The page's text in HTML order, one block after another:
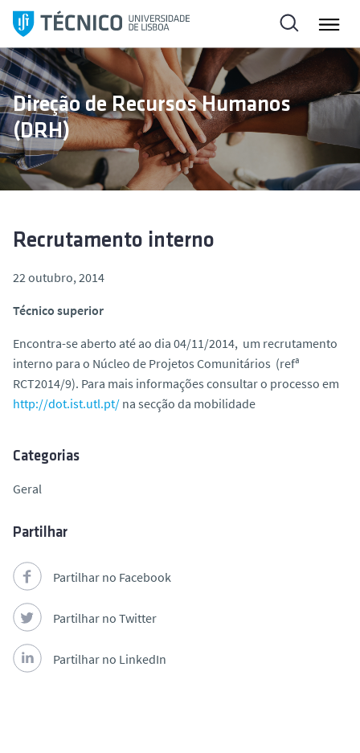
l
t
a
r
p
a
a
Direção de Recursos Humanos
(DRH)
Recrutamento interno
22 outubro, 2014
Técnico superior
Encontra-se aberto até ao dia 04/11/2014, um recrutamento
interno para o Núcleo de Projetos Comunitários (refª
RCT2014/9). Para mais informações consultar o processo em
http://dot.ist.utl.pt/ na secção da mobilidade
Categorias
Geral
Partilhar
Partilhar no Facebook
Partilhar no Twitter
Partilhar no LinkedIn